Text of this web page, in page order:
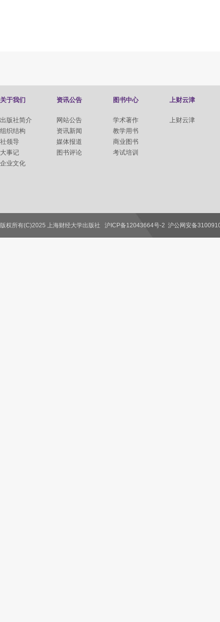
关于我们
出版社简介
组织结构
社领导
大事记
企业文化
资讯公告
网站公告
资讯新闻
媒体报道
图书评论
图书中心
学术著作
教学用书
商业图书
考试培训
上财云津
上财云津
联系我们
版权所有(C)2025 上海财经大学出版社 沪ICP备12043664号-2 沪公网安备